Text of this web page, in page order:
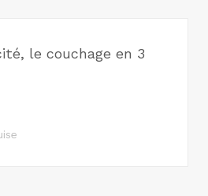
le couchage en 3